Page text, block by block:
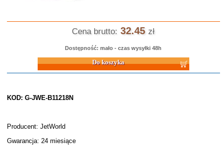
Cena brutto: 32.45 zł
Dostępność: mało - czas wysyłki 48h
Do koszyka
KOD: G-JWE-B11218N
Producent: JetWorld
Gwarancja: 24 miesiące